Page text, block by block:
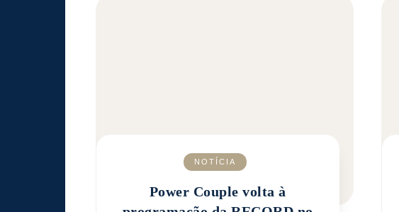
NOTÍCIA
Power Couple volta à